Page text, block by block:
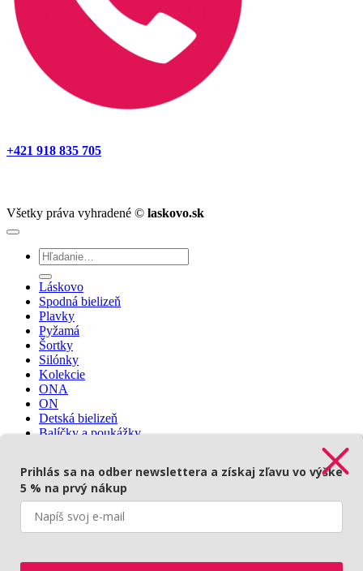
+421 918 835 705
Všetky práva vyhradené © laskovo.sk
Hľadať:
Láskovo
Spodná bielizeň
Plavky
Pyžamá
Šortky
Silónky
Kolekcie
ONA
ON
Detská bielizeň
Balíčky a poukážky
Prihlásenie
Prihlás sa na odber newslettera a získaj zľavu vo výške
5 % na prvý nákup